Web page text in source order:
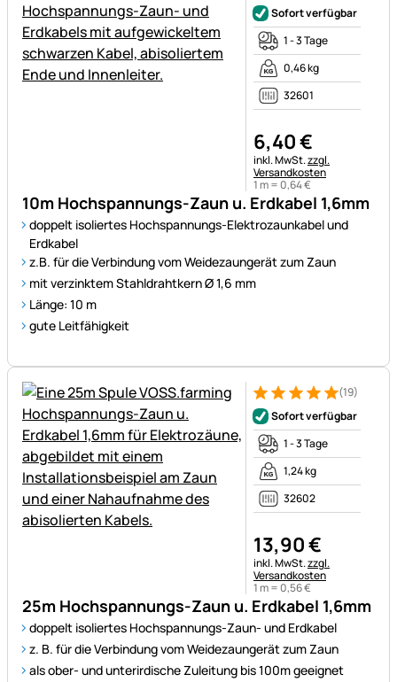
10m Hochspannungs-Zaun u. Erdkabel 1,6mm
doppelt isoliertes Hochspannungs-Elektrozaunkabel und
Erdkabel
z.B. für die Verbindung vom Weidezaungerät zum Zaun
mit verzinktem Stahldrahtkern Ø 1,6 mm
Länge: 10 m
gute Leitfähigkeit
Sofort verfügbar
1 - 3 Tage
0,46 kg
32601
6,40€
Steuerhinweis:
inkl. MwSt.zzgl.
Versandkosten
1 m = 0,64€
25m Hochspannungs-Zaun u. Erdkabel 1,6mm
doppelt isoliertes Hochspannungs-Zaun- und Erdkabel
z. B. für die Verbindung vom Weidezaungerät zum Zaun
als ober- und unterirdische Zuleitung bis 100m geeignet
Bewertung: 5 von 5 (19
19 Bewertungen (19)
Sofort verfügbar
1 - 3 Tage
1,24 kg
32602
13,90€
Steuerhinweis:
inkl. MwSt.zzgl.
Versandkosten
1 m = 0,56€